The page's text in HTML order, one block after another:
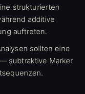
strukturierten
additive
auftreten.
sollten eine
subtraktive Marker